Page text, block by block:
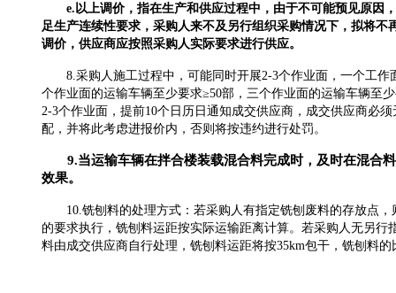
e.以上调价，指在生产和供应过程中，由于不可能预见原因
足生产连续性要求，采购人来不及另行组织采购情况下，拟将不
调价，供应商应按照采购人实际要求进行供应。
8. 采购人施工过程中，可能同时开展2-3个作业面，一个工作
个作业面的运输车辆至少要求≥50部，三个作业面的运输车辆至
2-3个作业面，提前10个日历日通知成交供应商，成交供应商必
配，并将此考虑进报价内，否则将按违约进行处罚。
9.当运输车辆在拌合楼装载混合料完成时， 及时在混合
效果。
1 0. 铣刨料的处理方式：若采购人有指定铣刨废料的存放点
的要求执行，铣刨料运距按实际运输距离计算。若采购人无另行
料由成交供应商自行处理，铣刨料运距将按35km包干，铣刨料的